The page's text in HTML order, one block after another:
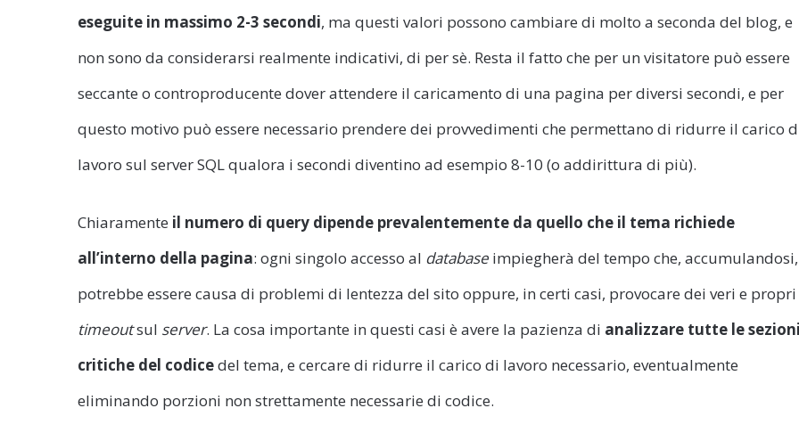
eseguite in massimo 2-3 secondi, ma questi valori possono cambiare di molto a seconda del blog, e
non sono da considerarsi realmente indicativi, di per sè. Resta il fatto che per un visitatore può essere
seccante o controproducente dover attendere il caricamento di una pagina per diversi secondi, e per
questo motivo può essere necessario prendere dei provvedimenti che permettano di ridurre il carico
lavoro sul server SQL qualora i secondi diventino ad esempio 8-10 (o addirittura di più).
Chiaramente il numero di query dipende prevalentemente da quello che il tema richiede
all’interno della pagina: ogni singolo accesso al database impiegherà del tempo che, accumulandosi,
potrebbe essere causa di problemi di lentezza del sito oppure, in certi casi, provocare dei veri e propri
timeoutsul server. La cosa importante in questi casi è avere la pazienza di analizzare tutte le
critiche del codicedel tema, e cercare di ridurre il carico di lavoro necessario, eventualmente
eliminando porzioni non strettamente necessarie di codice.